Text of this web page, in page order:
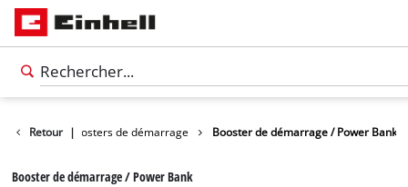
Retour |
auto Boosters de démarrage Booster de démarrage / Power Bank
Booster de démarrage / Power Bank